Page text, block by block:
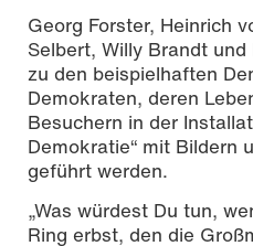
Georg Forster, Heinrich
Selbert, Willy Brandt
zu den beispielhaften
Demokraten, deren
Besuchern in der
Demokratie“ mit Bildern
geführt werden.
„Was würdest Du tun,
Ring erbst, den die